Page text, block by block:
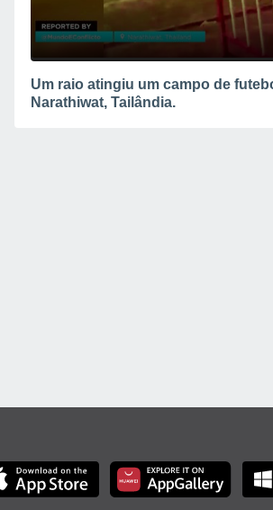
Um raio atingiu um campo de
Narathiwat, Tailândia.